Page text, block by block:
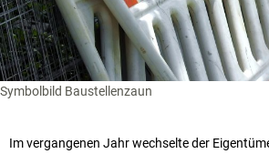
Symbolbild Baustellenzaun
Im vergangenen Jahr wechselte der